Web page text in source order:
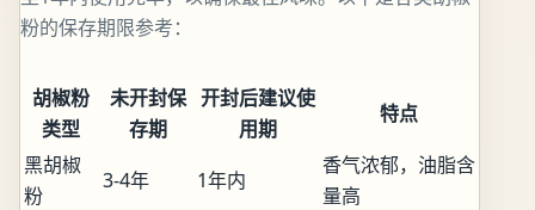
粉的保存期限参考：
胡椒粉
类型
未开封保
存期
开封后建议使
用期
特点
黑胡椒
粉
3-4年 1年内
香气浓郁，油脂含
量高